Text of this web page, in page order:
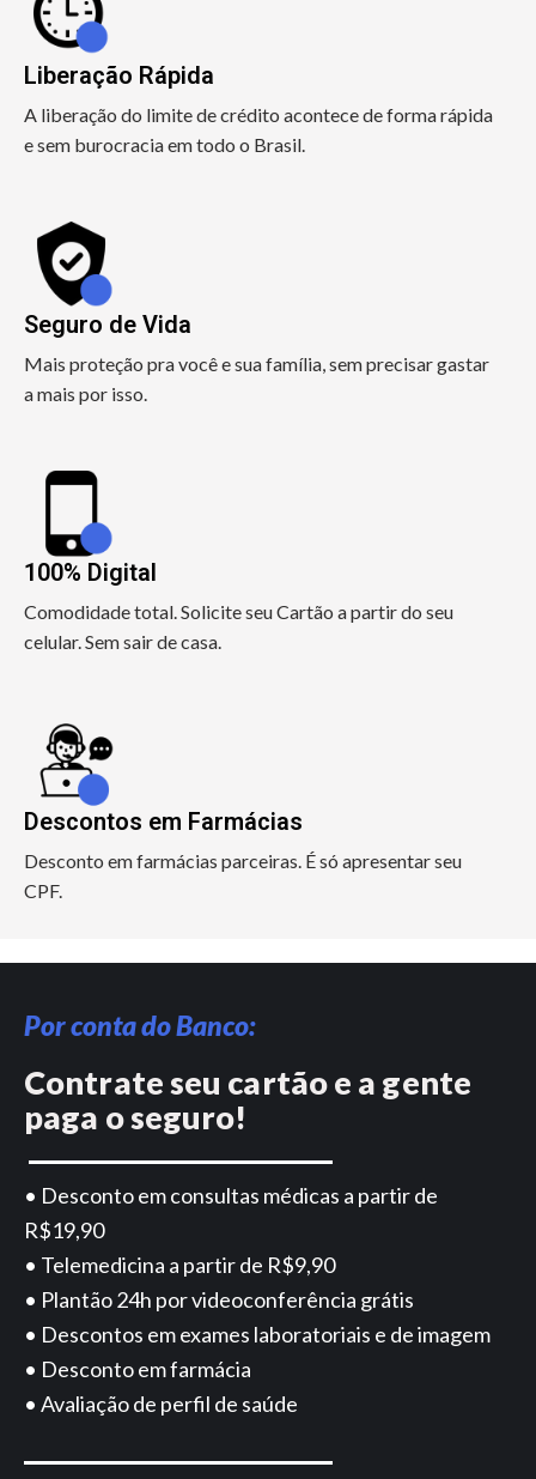
Liberação Rápida
A liberação do limite de crédito acontece de forma rápida
e sem burocracia em todo o Brasil.
Seguro de Vida
Mais proteção pra você e sua família, sem precisar gastar
a mais por isso.
100% Digital
Comodidade total. Solicite seu Cartão a partir do seu
celular. Sem sair de casa.
Descontos em Farmácias
Desconto em farmácias parceiras. É só apresentar seu
CPF.
Por conta do Banco:
Contrate seu cartão e a gente
paga o seguro!
• Desconto em consultas médicas a partir de
R$19,90
• Telemedicina a partir de R$9,90
• Plantão 24h por videoconferência grátis
• Descontos em exames laboratoriais e de imagem
• Desconto em farmácia
• Avaliação de perfil de saúde